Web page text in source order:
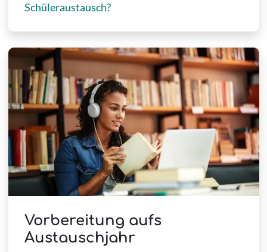
Schüleraustausch?
Vorbereitung aufs
Austauschjahr